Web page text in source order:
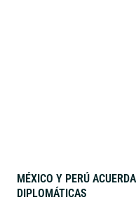
MÉXICO Y PERÚ
DIPLOMÁTICAS